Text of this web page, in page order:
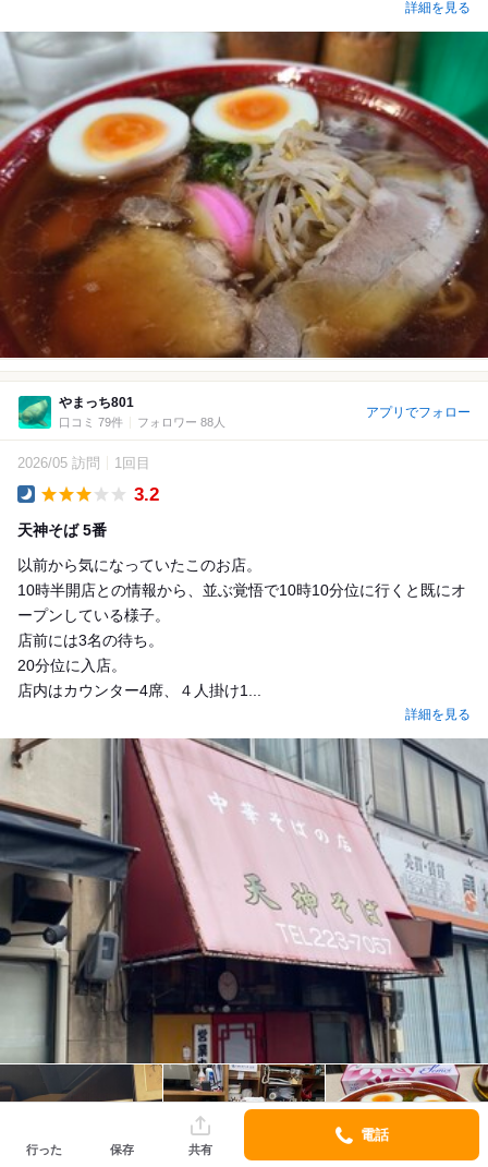
詳細を見る
やまっち801
口コミ 79件 フォロワー 88人
アプリでフォロー
2026/05 訪問 1回目
3.2
天神そば 5番
以前から気になっていたこのお店。
10時半開店との情報から、並ぶ覚悟で10時10分位に行くと既にオ
ープンしている様子。
店前には3名の待ち。
20分位に入店。
店内はカウンター4席、４人掛け1...
詳細を見る
行った 保存 共有
電話